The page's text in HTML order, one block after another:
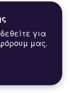
για
μας.